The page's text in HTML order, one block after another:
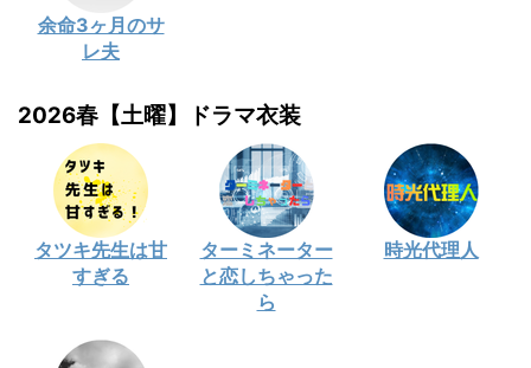
余命3ヶ月のサ
レ夫
2026春【土曜】ドラマ衣装
タツキ先生は甘
すぎる
ターミネーター
と恋しちゃった
ら
時光代理人